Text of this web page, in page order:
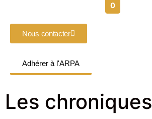
0
Nous contacter
Adhérer à l'ARPA
Les chroniques